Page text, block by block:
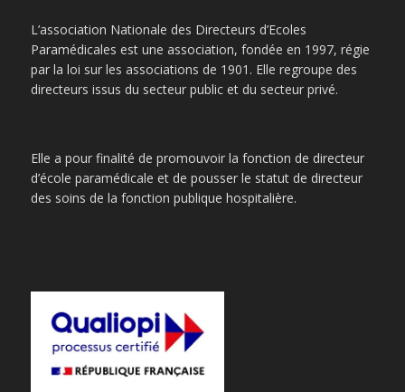
L’association Nationale des Directeurs d’Ecoles
Paramédicales est une association, fondée en 1997, régie
par la loi sur les associations de 1901. Elle regroupe des
directeurs issus du secteur public et du secteur privé.
Elle a pour finalité de promouvoir la fonction de directeur
d’école paramédicale et de pousser le statut de directeur
des soins de la fonction publique hospitalière.